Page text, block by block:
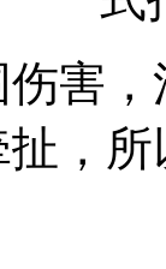
害
，